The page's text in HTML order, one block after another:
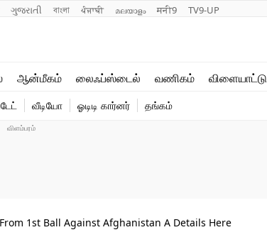
ગુજરાતી বাংলা ਪੰਜਾਬੀ മലയാളം मनी9 TV9-UP
ஆன்மீகம் லைஃப்ஸ்டைல் வணிகம் விளையாட்டு
வைரல்
வீடியோ ஓடிடி கார்னர் தங்கம்
From 1st Ball Against Afghanistan A Details Here